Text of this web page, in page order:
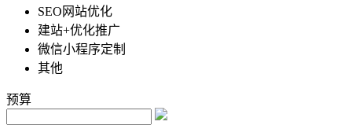
SEO网站优化
建站+优化推广
微信小程序定制
其他
预算